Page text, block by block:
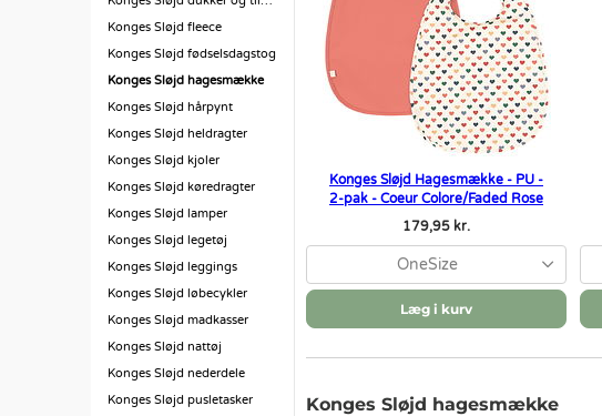
Konges Sløjd fleece
Konges Sløjd fødselsdagstog
Konges Sløjd hagesmække
Konges Sløjd hårpynt
Konges Sløjd heldragter
Konges Sløjd kjoler
Konges Sløjd køredragter
Konges Sløjd lamper
Konges Sløjd legetøj
Konges Sløjd leggings
Konges Sløjd løbecykler
Konges Sløjd madkasser
Konges Sløjd nattøj
Konges Sløjd nederdele
Konges Sløjd pusletasker
Konges Sløjd Hagesmække - PU -
2-pak - Coeur Colore/Faded Rose
179,95 kr.
OneSize
Læg i kurv
Konges Sløjd hagesmække